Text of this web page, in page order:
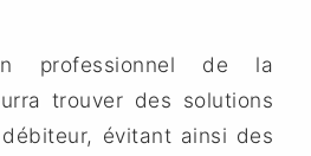
professionnel de la
trouver des solutions
évitant ainsi des